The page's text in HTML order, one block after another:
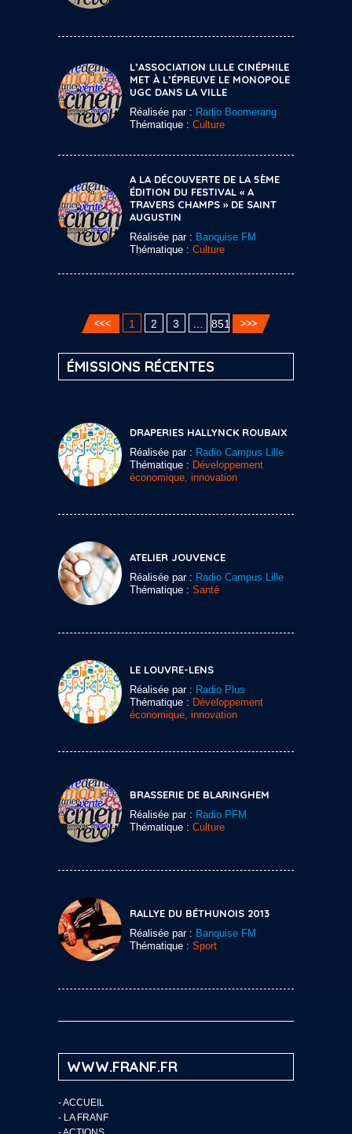
L’ASSOCIATION LILLE CINÉPHILE
MET À L’ÉPREUVE LE MONOPOLE
UGC DANS LA VILLE
Réalisée par : Radio Boomerang
Thématique : Culture
A LA DÉCOUVERTE DE LA 5ÈME
ÉDITION DU FESTIVAL « A
TRAVERS CHAMPS » DE SAINT
AUGUSTIN
Réalisée par : Banquise FM
Thématique : Culture
1 2 3 851
ÉMISSIONS RÉCENTES
DRAPERIES HALLYNCK ROUBAIX
Réalisée par : Radio Campus Lille
Thématique : Développement
économique, innovation
ATELIER JOUVENCE
Réalisée par : Radio Campus Lille
Thématique : Santé
LE LOUVRE-LENS
Réalisée par : Radio Plus
Thématique : Développement
économique, innovation
BRASSERIE DE BLARINGHEM
Réalisée par : Radio PFM
Thématique : Culture
RALLYE DU BÉTHUNOIS 2013
Réalisée par : Banquise FM
Thématique : Sport
WWW.FRANF.FR
-ACCUEIL
- LA FRANF